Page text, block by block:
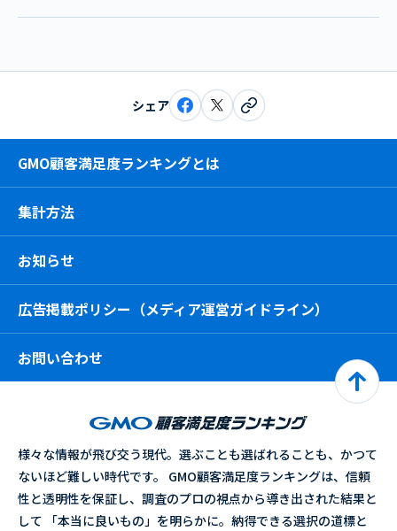
シェア
GMO顧客満足度ランキングとは
集計方法
お知らせ
広告掲載ポリシー（メディア運営ガイドライン）
お問い合わせ
様々な情報が飛び交う現代。選ぶことも選ばれることも、かつて
ないほど難しい時代です。 GMO顧客満足度ランキングは、信頼
性と透明性を保証し、調査のプロの視点から導き出された結果と
して 「本当に良いもの」を明らかに。納得できる選択の道標と